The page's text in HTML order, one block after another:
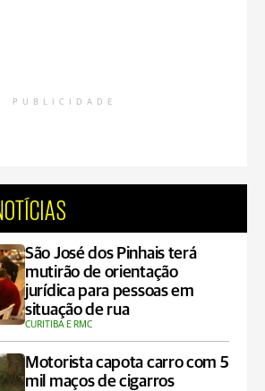
PUBLICIDADE
São José dos Pinhais terá
mutirão de orientação
jurídica para pessoas em
situação de rua
CURITIBA E RMC
Motorista capota carro com 5
mil maços de cigarros